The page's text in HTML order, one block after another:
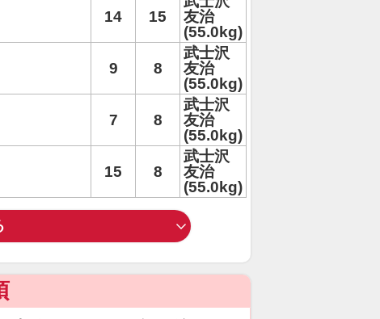
14 15
友治
(55.0kg)
9 8
武士沢
友治
(55.0kg)
7 8
武士沢
友治
(55.0kg)
15 8
武士沢
友治
(55.0kg)